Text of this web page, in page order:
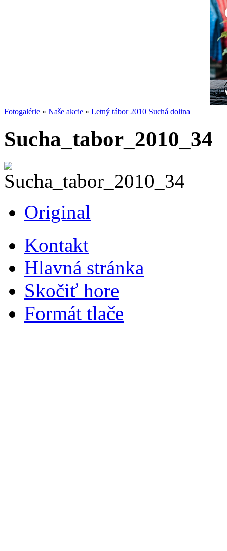
Fotogalérie » Naše akcie » Letný tábor 2010 Suchá dolina
Sucha_tabor_2010_34
Original
Kontakt
Hlavná stránka
Skočiť hore
Formát tlače